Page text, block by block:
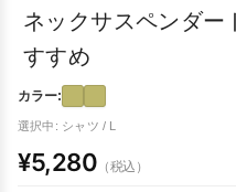
ネックサスペンダー
すすめ
カラー:
選択中: シャツ / L
¥5,280 （税込）